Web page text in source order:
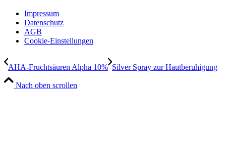
Impressum
Datenschutz
AGB
Cookie-Einstellungen
AHA-Fruchtsäuren Alpha 10% Silver Spray zur Hautberuhigung
Nach oben scrollen